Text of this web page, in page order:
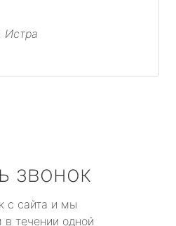
Истра
звонок
с сайта и мы
течении одной